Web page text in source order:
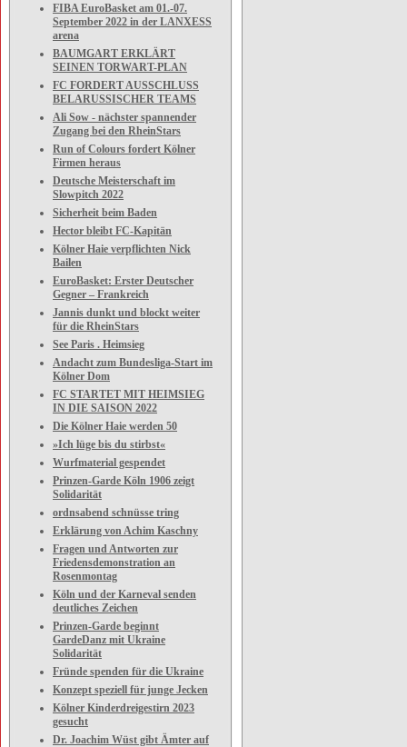
FIBA EuroBasket am 01.-07.
September 2022 in der LANXESS
arena
BAUMGART ERKLÄRT
SEINEN TORWART-PLAN
FC FORDERT AUSSCHLUSS
BELARUSSISCHER TEAMS
Ali Sow - nächster spannender
Zugang bei den RheinStars
Run of Colours fordert Kölner
Firmen heraus
Deutsche Meisterschaft im
Slowpitch 2022
Sicherheit beim Baden
Hector bleibt FC-Kapitän
Kölner Haie verpflichten Nick
Bailen
EuroBasket: Erster Deutscher
Gegner – Frankreich
Jannis dunkt und blockt weiter
für die RheinStars
See Paris . Heimsieg
Andacht zum Bundesliga-Start im
Kölner Dom
FC STARTET MIT HEIMSIEG
IN DIE SAISON 2022
Die Kölner Haie werden 50
»Ich lüge bis du stirbst«
Wurfmaterial gespendet
Prinzen-Garde Köln 1906 zeigt
Solidarität
ordnsabend schnüsse tring
Erklärung von Achim Kaschny
Fragen und Antworten zur
Friedensdemonstration an
Rosenmontag
Köln und der Karneval senden
deutliches Zeichen
Prinzen-Garde beginnt
GardeDanz mit Ukraine
Solidarität
Fründe spenden für die Ukraine
Konzept speziell für junge Jecken
Kölner Kinderdreigestirn 2023
gesucht
Dr. Joachim Wüst gibt Ämter auf